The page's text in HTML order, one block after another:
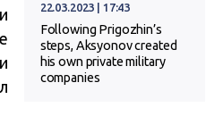
22.03.2023 | 17:43
Following Prigozhin’s
steps, Aksyonov created
his own private military
companies